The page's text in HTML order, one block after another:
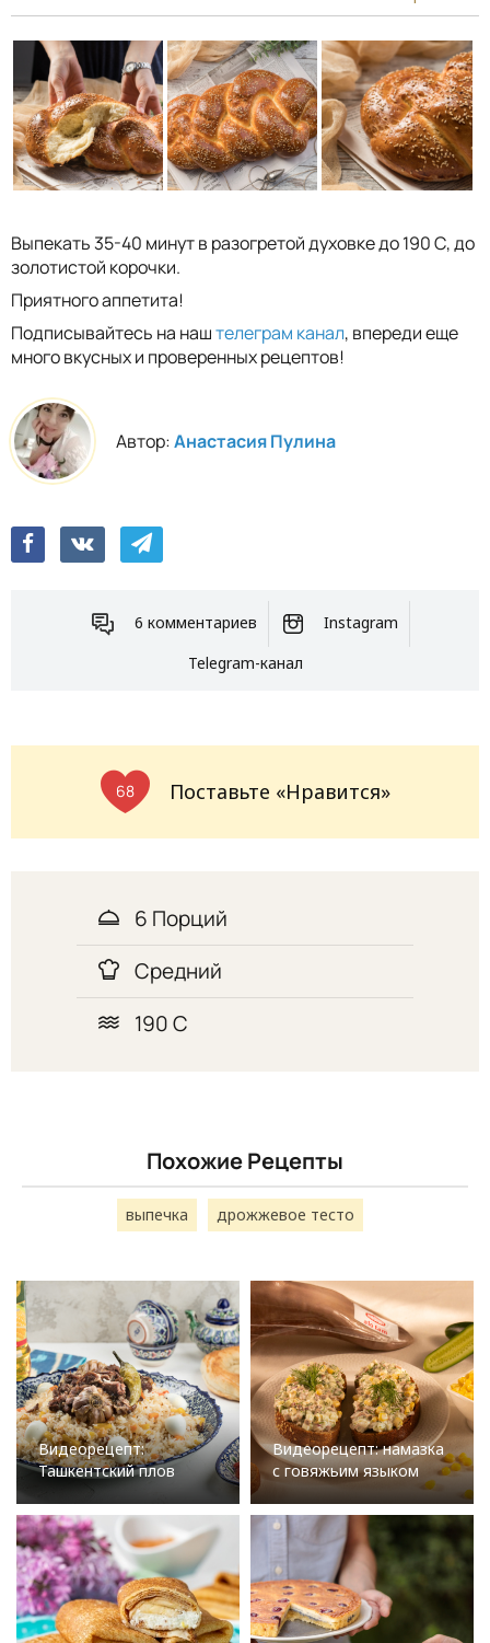
Выпекать 35-40 минут в разогретой духовке до 190 С, до
золотистой корочки.
Приятного аппетита!
Подписывайтесь на наштелеграм канал, впереди еще
много вкусных и проверенных рецептов!
Автор:Анастасия Пулина
6 комментариев
Instagram
Telegram-канал
68 Поставьте «Нравится»
6 Порций
Средний
190 С
Похожие Рецепты
выпечка дрожжевое тесто
Видеорецепт:
Ташкентский плов
Видеорецепт: намазка
с говяжьим языком